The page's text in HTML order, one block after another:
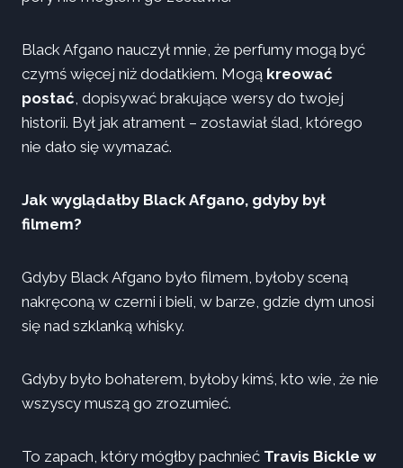
Black Afgano nauczył mnie, że perfumy mogą być
czymś więcej niż dodatkiem. Mogą kreować
postać , dopisywać brakujące wersy do twojej
historii. Był jak atrament – zostawiał ślad, którego
nie dało się wymazać.
Jak wyglądałby Black Afgano, gdyby był
filmem?
Gdyby Black Afgano było filmem, byłoby sceną
nakręconą w czerni i bieli, w barze, gdzie dym unosi
się nad szklanką whisky.
Gdyby było bohaterem, byłoby kimś, kto wie, że nie
wszyscy muszą go zrozumieć.
To zapach, który mógłby pachnieć Travis Bickle w